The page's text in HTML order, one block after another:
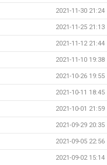
2021-11-30 21:24
2021-11-25 21:13
2021-11-12 21:44
2021-11-10 19:38
2021-10-26 19:55
2021-10-11 18:45
2021-10-01 21:59
2021-09-29 20:35
2021-09-05 22:56
2021-09-02 15:14